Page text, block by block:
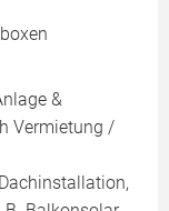
&
Vermietung /